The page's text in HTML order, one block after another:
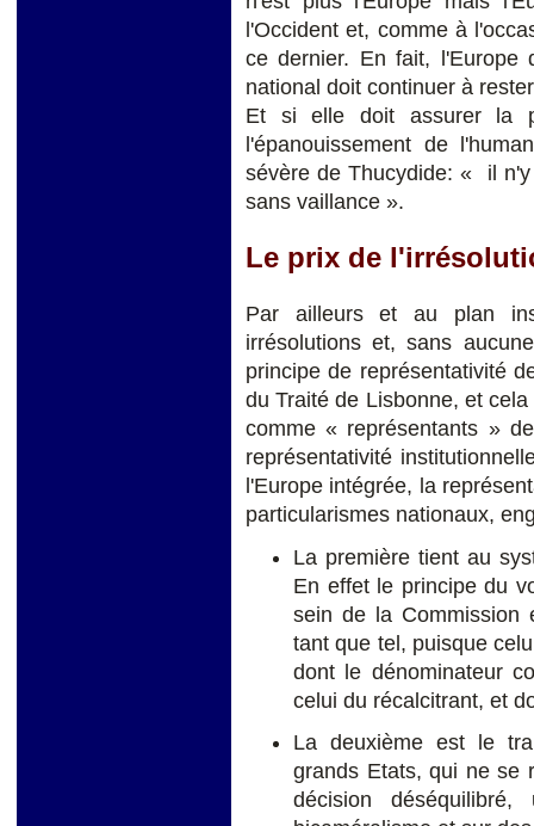
l'Occident et, comme à
ce dernier. En fait, l'Europe
national doit continuer à
Et si elle doit assurer la
l'épanouissement de
sévère de Thucydide: « il
sans vaillance ».
Le prix de
Par ailleurs et au plan
irrésolutions et, sans
principe de représentativité
du Traité de Lisbonne, et
comme « représentants »
représentativité
l'Europe intégrée, la
particularismes nationaux,
La première tient au
En effet le principe du
sein de la Commission
tant que tel, puisque
dont le dénominateur
celui du récalcitrant, et
La deuxième est le
grands Etats, qui ne se
décision